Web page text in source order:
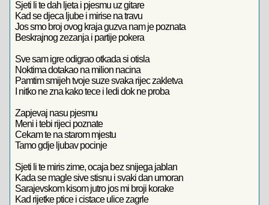
Sjeti li te dah ljeta i pjesmu uz gitare
Kad se djeca ljube i mirise na travu
Jos smo broj ovog kraja guzva nam je poznata
Beskrajnog zezanja i partije pokera
Sve sam igre odigrao otkada si otisla
Noktima dotakao na milion nacina
Pamtim smijeh tvoje suze svaka rijec zakletva
I nitko ne zna kako tece i ledi dok ne proba
Zapjevaj nasu pjesmu
Meni i tebi rijeci poznate
Cekam te na starom mjestu
Tamo gdje ljubav pocinje
Sjeti li te miris zime, ocaja bez snijega jablan
Kada se magle sive stisnu i svaki dan umoran
Sarajevskom kisom jutro jos mi broji korake
Kad rijetke ptice i cistace ulice zagrle